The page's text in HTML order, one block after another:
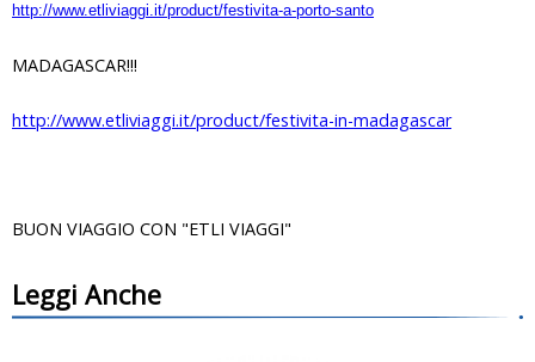
http://www.etliviaggi.it/product/festivita-a-porto-santo
MADAGASCAR!!!
http://www.etliviaggi.it/product/festivita-in-madagascar
BUON VIAGGIO CON "ETLI VIAGGI"
Leggi Anche